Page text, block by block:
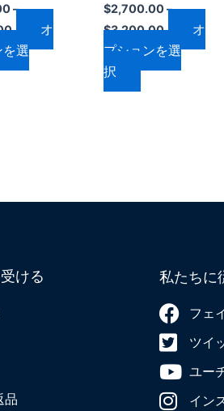
ー
ジ
か
ら
選
す
–
オ
を選
$2,700.00–
$3,200.00
オ
プションを選
択
ー
シ
ョ
ン
が
オ
ける
品
私たちに
フェ
ツイ
ユー
イン